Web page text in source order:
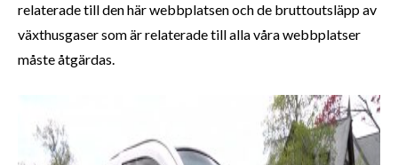
relaterade till den här webbplatsen och de bruttoutsläpp av
växthusgaser som är relaterade till alla våra webbplatser
måste åtgärdas.